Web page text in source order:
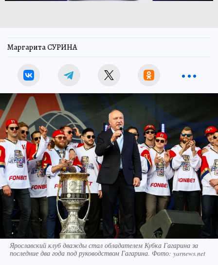
Маргарита СУРИНА
Ярославский клуб дважды стал обладателем Кубка Гагарина за
последние два года под руководством Гагарина. Фото: yarnews.net